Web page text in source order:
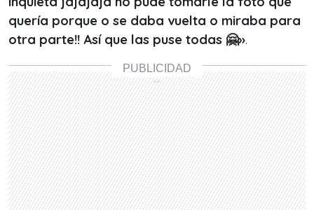
quería porque o se daba vuelta o miraba para
otra parte!! Así que las puse todas 🤗».